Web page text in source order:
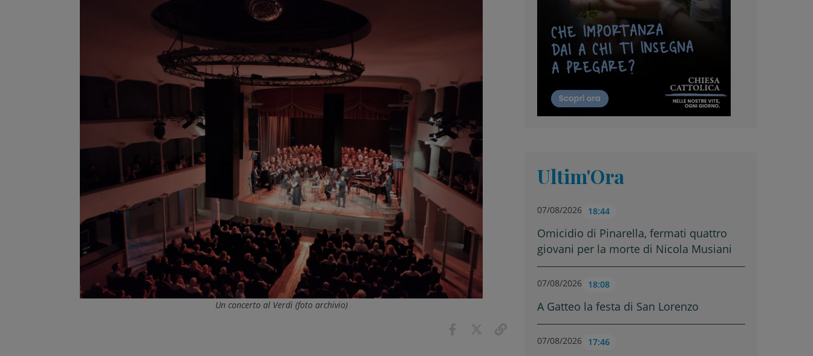
Un concerto al Verdi (foto archivio)
Ultim'Ora
07/08/2026 18:44
Omicidio di Pinarella, fermati quattro
giovani per la morte di Nicola Musiani
07/08/2026 18:08
A Gatteo la festa di San Lorenzo
07/08/2026 17:46